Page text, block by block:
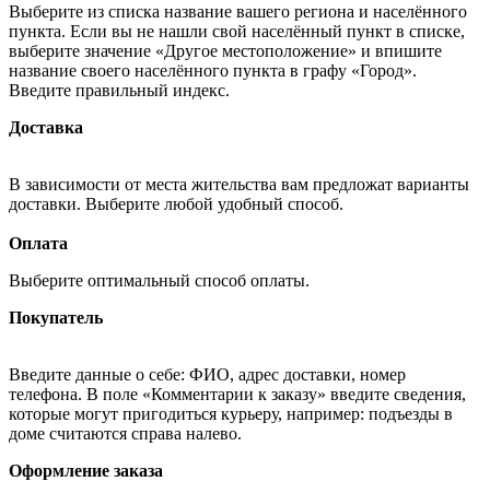
Выберите из списка название вашего региона и населённого
пункта. Если вы не нашли свой населённый пункт в списке,
выберите значение «Другое местоположение» и впишите
название своего населённого пункта в графу «Город».
Введите правильный индекс.
Доставка
В зависимости от места жительства вам предложат варианты
доставки. Выберите любой удобный способ.
Оплата
Выберите оптимальный способ оплаты.
Покупатель
Введите данные о себе: ФИО, адрес доставки, номер
телефона. В поле «Комментарии к заказу» введите сведения,
которые могут пригодиться курьеру, например: подъезды в
доме считаются справа налево.
Оформление заказа